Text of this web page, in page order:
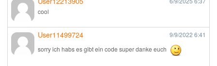
cool
User11499724 9/9/2022 6:41
sorry ich habs es gibt ein code super danke euch